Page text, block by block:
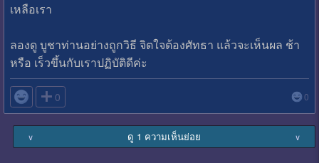
เหลือเรา
ลองดู บูชาท่านอย่างถูกวิธี จิตใจต้องศัทธา แล้วจะเห็นผล ช้า
หรือ เร็วขึ้นกับเราปฏิบัติดีค่ะ
 0 0
∨ ดู 1 ความเห็นย่อย ∨